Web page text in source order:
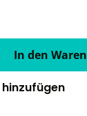
In den